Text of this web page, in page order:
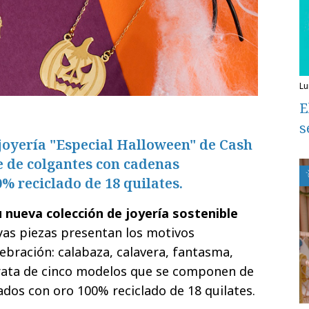
"Especial Halloween" de Cash
colgantes con cadenas
reciclado de 18 quilates.
nueva colección de joyería sostenible
piezas presentan los motivos
calabaza, calavera, fantasma,
de cinco modelos que se componen de
con oro 100% reciclado de 18 quilates.